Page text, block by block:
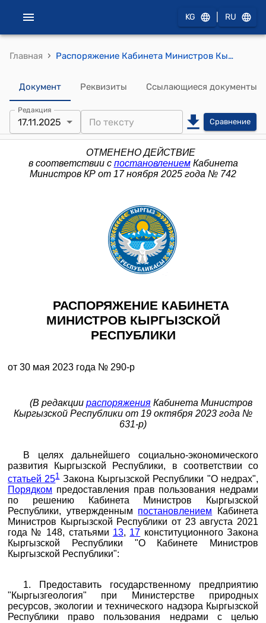
KG RU
Главная › Распоряжение Кабинета Министров Кыргызской Республики от 30 мая 2023 года № 290-р (О предоставлении прав пользования недрами)
Документ Реквизиты Ссылающиеся документы
Редакция
17.11.2025 Сравнение